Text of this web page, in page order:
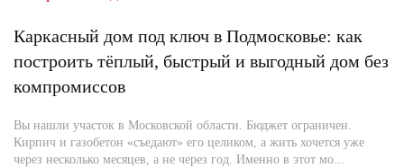
Каркасный дом под ключ в Подмосковье: как
построить тёплый, быстрый и выгодный дом без
компромиссов
Вы нашли участок в Московской области. Бюджет ограничен.
Кирпич и газобетон «съедают» его целиком, а жить хочется уже
через несколько месяцев, а не через год. Именно в этот мо...